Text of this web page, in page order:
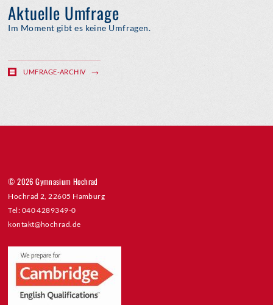
Aktuelle Umfrage
Im Moment gibt es keine Umfragen.
UMFRAGE-ARCHIV
© 2026 Gymnasium Hochrad
Hochrad 2, 22605 Hamburg
Tel: 040 4289349-0
kontakt@hochrad.de